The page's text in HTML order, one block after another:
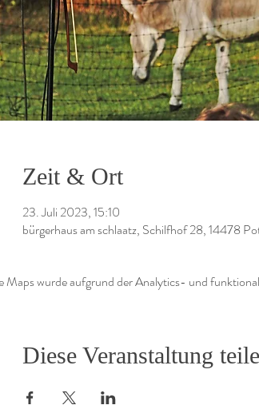
Zeit & Ort
23. Juli 2023, 15:10
bürgerhaus am schlaatz, Schilfhof 28, 14478
Maps wurde aufgrund der Analytics- und
Diese Veranstaltung